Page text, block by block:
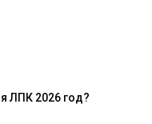
ЛПК 2026 год?